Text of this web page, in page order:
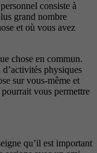
consiste à
grand nombre
et où vous avez
chose en commun.
physiques
sur vous-même et
vous permettre
qu’il est important